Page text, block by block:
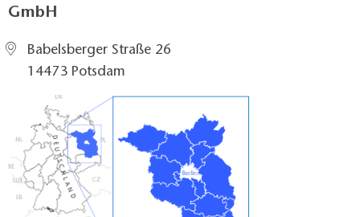
GmbH
Babelsberger Straße 26
14473 Potsdam